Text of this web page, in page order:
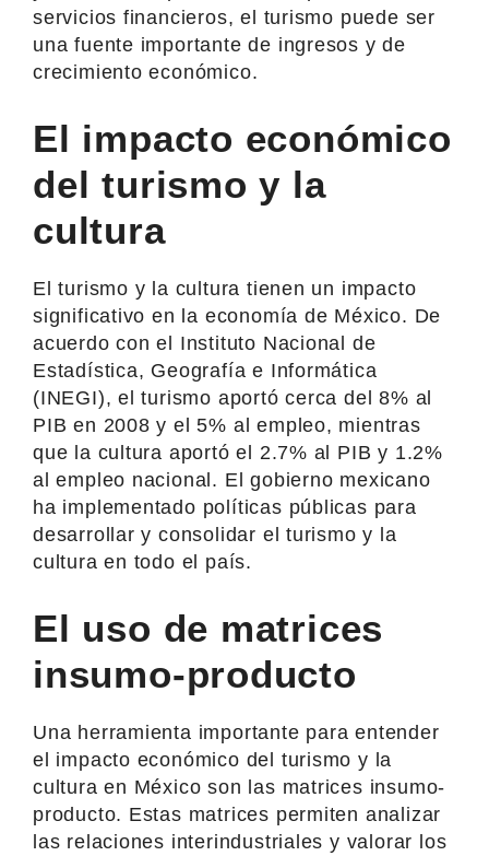
servicios financieros, el turismo puede ser
una fuente importante de ingresos y de
crecimiento económico.
El impacto económico
del turismo y la
cultura
El turismo y la cultura tienen un impacto
significativo en la economía de México. De
acuerdo con el Instituto Nacional de
Estadística, Geografía e Informática
(INEGI), el turismo aportó cerca del 8% al
PIB en 2008 y el 5% al empleo, mientras
que la cultura aportó el 2.7% al PIB y 1.2%
al empleo nacional. El gobierno mexicano
ha implementado políticas públicas para
desarrollar y consolidar el turismo y la
cultura en todo el país.
El uso de matrices
insumo-producto
Una herramienta importante para entender
el impacto económico del turismo y la
cultura en México son las matrices insumo-
producto. Estas matrices permiten analizar
las relaciones interindustriales y valorar los